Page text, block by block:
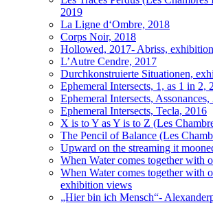
2019
La Ligne d‘Ombre, 2018
Corps Noir, 2018
Hollowed, 2017- Abriss,
L’Autre Cendre, 2017
Durchkonstruierte Situationen,
Ephemeral Intersects, 1, as 1 in 2,
Ephemeral Intersects,
Ephemeral Intersects, Tecla, 2016
X is to Y as Y is to Z (Les
The Pencil of Balance (Les
Upward on the streaming it
When Water comes together with
When Water comes together with
exhibition views
„Hier bin ich Mensch“-